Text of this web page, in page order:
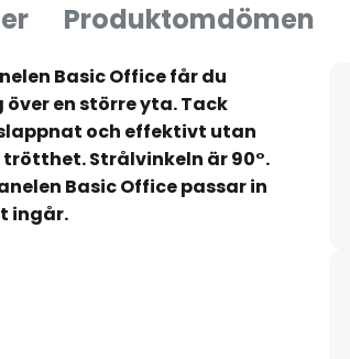
Produktomdömen
Basic Office får du
en större yta. Tack
och effektivt utan
Strålvinkeln är 90°.
Basic Office passar in
ingår.